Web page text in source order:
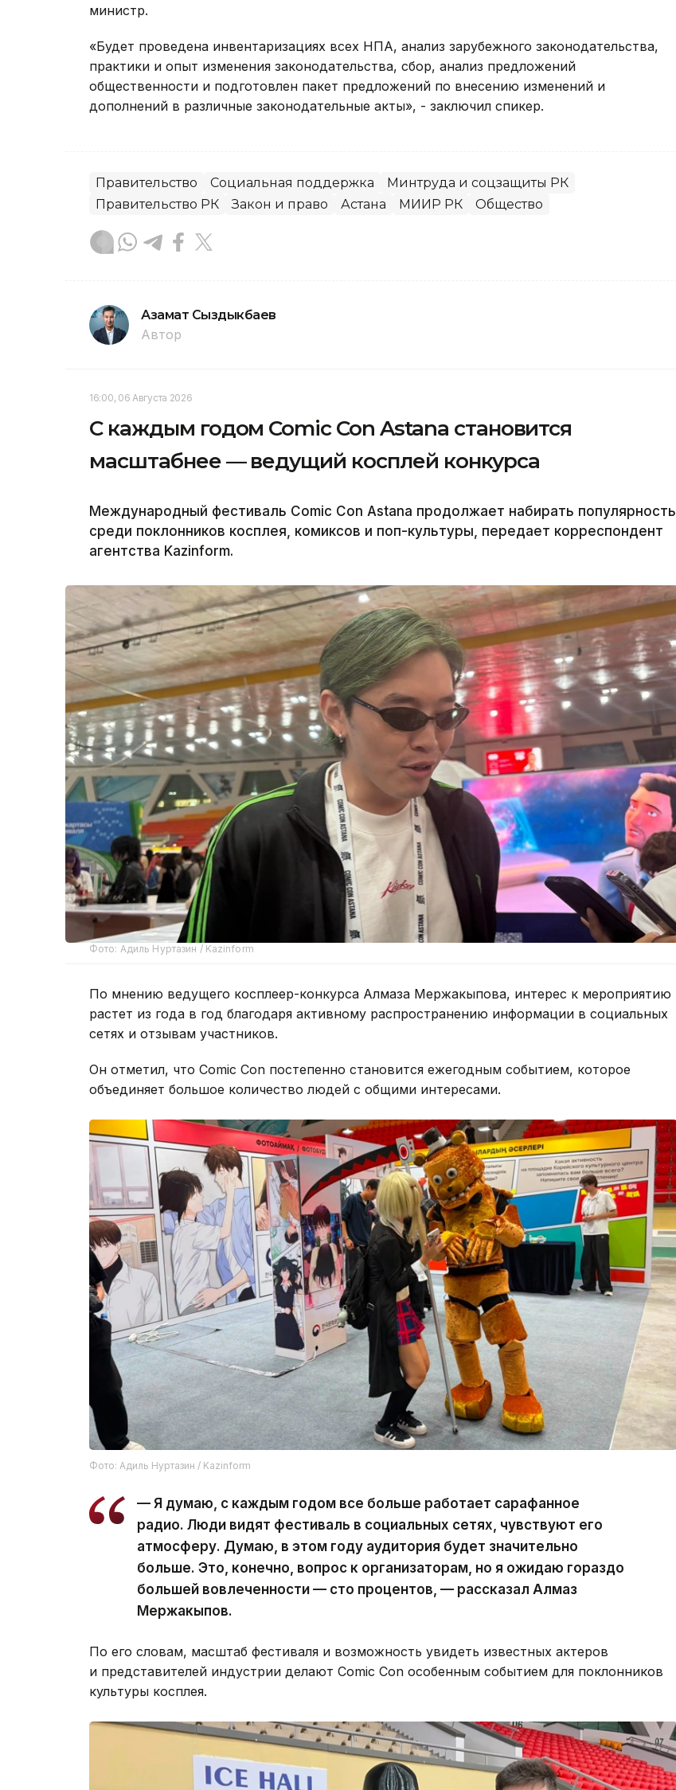
министр.
«Будет проведена инвентаризациях всех НПА, анализ зарубежного законодательства,
практики и опыт изменения законодательства, сбор, анализ предложений
общественности и подготовлен пакет предложений по внесению изменений и
дополнений в различные законодательные акты», - заключил спикер.
Правительство Социальная поддержка
Минтруда и соцзащиты РК
Правительство РК
Закон и право Астана МИИР РК Общество
Азамат Сыздыкбаев
Автор
16:00, 06 Августа 2026
С каждым годом Comic Con Astana становится
масштабнее — ведущий косплей конкурса
Международный фестиваль Comic Con Astana продолжает набирать популярность
среди поклонников косплея, комиксов и поп-культуры, передает корреспондент
агентства Kazinform.
Фото: Адиль Нуртазин / Kazinform
По мнению ведущего косплеер-конкурса Алмаза Мержакыпова, интерес к мероприятию
растет из года в год благодаря активному распространению информации в социальных
сетях и отзывам участников.
Он отметил, что Comic Con постепенно становится ежегодным событием, которое
объединяет большое количество людей с общими интересами.
Фото: Адиль Нуртазин / Kazinform
— Я думаю, с каждым годом все больше работает сарафанное
радио. Люди видят фестиваль в социальных сетях, чувствуют его
атмосферу. Думаю, в этом году аудитория будет значительно
больше. Это, конечно, вопрос к организаторам, но я ожидаю гораздо
большей вовлеченности — сто процентов, — рассказал Алмаз
Мержакыпов.
По его словам, масштаб фестиваля и возможность увидеть известных актеров
и представителей индустрии делают Comic Con особенным событием для поклонников
культуры косплея.